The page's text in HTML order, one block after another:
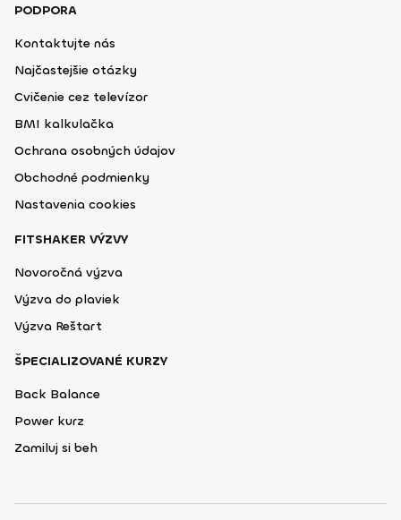
PODPORA
Kontaktujte nás
Najčastejšie otázky
Cvičenie cez televízor
BMI kalkulačka
Ochrana osobných údajov
Obchodné podmienky
Nastavenia cookies
FITSHAKER VÝZVY
Novoročná výzva
Výzva do plaviek
Výzva Reštart
ŠPECIALIZOVANÉ KURZY
Back Balance
Power kurz
Zamiluj si beh